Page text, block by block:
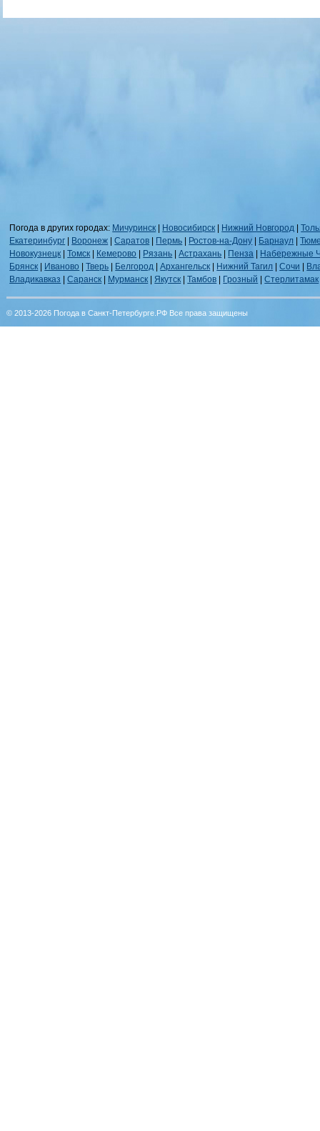
Погода в других городах: Мичуринск | Новосибирск | Нижний Новгород |
Екатеринбург | Воронеж |Саратов | Пермь | Ростов-на-Дону | Барнаул |
Новокузнецк |Томск | Кемерово | Рязань |Астрахань | Пенза | Набережные
Брянск | Иваново |Тверь | Белгород |Архангельск | Нижний Тагил |Сочи |
Владикавказ |Саранск | Мурманск | Якутск |Тамбов | Грозный |Стерлитамак
© 2013-2026 Погода в Санкт-Петербурге.РФ Все права защищены